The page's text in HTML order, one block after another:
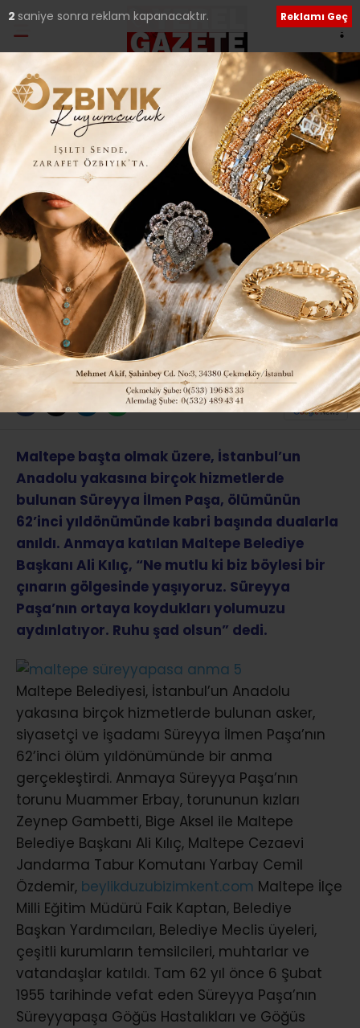
Ana Sayfa›Genel
SÜREYYA PAŞA
MALTEPE’DE DUALARLA
ANILDI..
Giriş: 06-02-2017 22:24
Güncelleme: 04-08-2018 01:28
257 Genel
ABONE OL
Maltepe başta olmak üzere, İstanbul’un
Anadolu yakasına birçok hizmetlerde
bulunan Süreyya İlmen Paşa, ölümünün
62’inci yıldönümünde kabri başında dualarla
anıldı. Anmaya katılan Maltepe Belediye
Başkanı Ali Kılıç, “Ne mutlu ki biz böylesi bir
çınarın gölgesinde yaşıyoruz. Süreyya
Paşa’nın ortaya koydukları yolumuzu
aydınlatıyor. Ruhu şad olsun” dedi.
Maltepe Belediyesi, İstanbul’un Anadolu
yakasına birçok hizmetlerde bulunan asker,
siyasetçi ve işadamı Süreyya İlmen Paşa’nın
62’inci ölüm yıldönümünde bir anma
gerçekleştirdi. Anmaya Süreyya Paşa’nın
torunu Muammer Erbay, torununun kızları
Zeynep Gambetti, Bige Aksel ile Maltepe
Belediye Başkanı Ali Kılıç, Maltepe Cezaevi
Jandarma Tabur Komutanı Yarbay Cemil
Özdemir, beylikduzubizimkent.com Maltepe İlçe
Milli Eğitim Müdürü Faik Kaptan, Belediye
Başkan Yardımcıları, Belediye Meclis üyeleri,
çeşitli kurumların temsilcileri, muhtarlar ve
vatandaşlar katıldı. Tam 62 yıl önce 6 Şubat
1955 tarihinde vefat eden Süreyya Paşa’nın
Süreyyapaşa Göğüs Hastalıkları ve Göğüs
1 saniye sonra reklam kapanacaktır. Reklamı Geç